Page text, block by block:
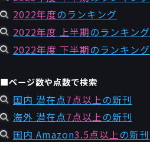
2022年度のランキング
2022年度 上半期のランキング
2022年度 下半期のランキング
■ページ数や点数で検索
国内 潜在点7点以上の新刊
海外 潜在点7点以上の新刊
国内 Amazon3.5点以上の新刊